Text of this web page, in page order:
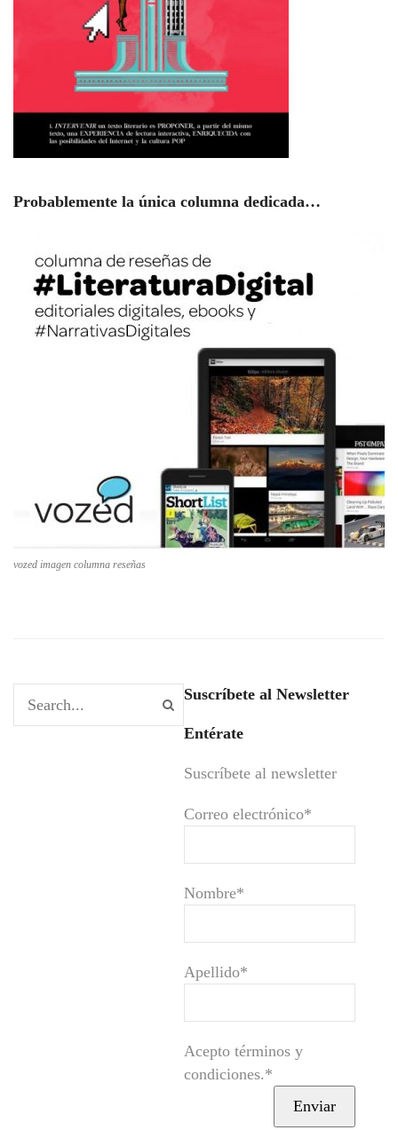
Probablemente la única columna dedicada…
vozed imagen columna reseñas
Suscríbete al Newsletter
Entérate
Suscríbete al newsletter
Correo electrónico*
Nombre*
Apellido*
Acepto términos y
condiciones.*